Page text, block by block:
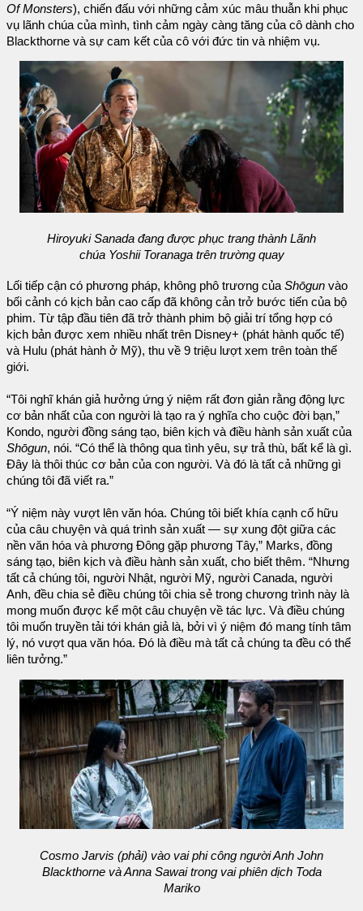
Of Monsters), chiến đấu với những cảm xúc mâu thuẫn khi phục
vụ lãnh chúa của mình, tình cảm ngày càng tăng của cô dành cho
Blackthorne và sự cam kết của cô với đức tin và nhiệm vụ.
Hiroyuki Sanada đang được phục trang thành Lãnh
chúa Yoshii Toranaga trên trường quay
Lối tiếp cận có phương pháp, không phô trương của Shōgun vào
bối cảnh có kịch bản cao cấp đã không cản trở bước tiến của bộ
phim. Từ tập đầu tiên đã trở thành phim bộ giải trí tổng hợp có
kịch bản được xem nhiều nhất trên Disney+ (phát hành quốc tế)
và Hulu (phát hành ở Mỹ), thu về 9 triệu lượt xem trên toàn thế
giới.
“Tôi nghĩ khán giả hưởng ứng ý niệm rất đơn giản rằng động lực
cơ bản nhất của con người là tạo ra ý nghĩa cho cuộc đời bạn,”
Kondo, người đồng sáng tạo, biên kịch và điều hành sản xuất của
Shōgun, nói. “Có thể là thông qua tình yêu, sự trả thù, bất kể là gì.
Đây là thôi thúc cơ bản của con người. Và đó là tất cả những gì
chúng tôi đã viết ra.”
“Ý niệm này vượt lên văn hóa. Chúng tôi biết khía cạnh cố hữu
của câu chuyện và quá trình sản xuất — sự xung đột giữa các
nền văn hóa và phương Đông gặp phương Tây,” Marks, đồng
sáng tạo, biên kịch và điều hành sản xuất, cho biết thêm. “Nhưng
tất cả chúng tôi, người Nhật, người Mỹ, người Canada, người
Anh, đều chia sẻ điều chúng tôi chia sẻ trong chương trình này là
mong muốn được kể một câu chuyện về tác lực. Và điều chúng
tôi muốn truyền tải tới khán giả là, bởi vì ý niệm đó mang tính tâm
lý, nó vượt qua văn hóa. Đó là điều mà tất cả chúng ta đều có thể
liên tưởng.”
Cosmo Jarvis (phải) vào vai phi công người Anh John
Blackthorne và Anna Sawai trong vai phiên dịch Toda
Mariko